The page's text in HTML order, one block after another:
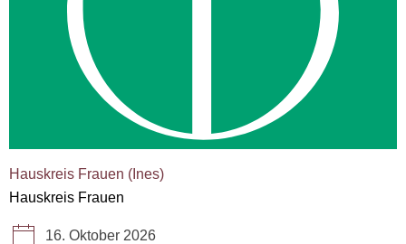
Hauskreis Frauen (Ines)
Hauskreis Frauen
16. Oktober 2026